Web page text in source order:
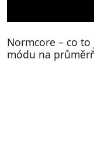
Normcore – co to
módu na